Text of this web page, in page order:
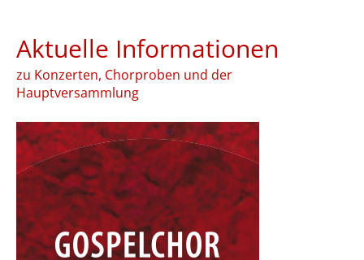
Aktuelle Informationen
zu Konzerten, Chorproben und der
Hauptversammlung